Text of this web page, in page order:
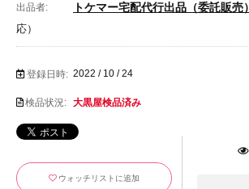
出品者: トケマー宅配代行出品（委託販売）
応）
登録日時: 2022 / 10 / 24
検品状況: 大黒屋検品済み
ウォッチリストに追加